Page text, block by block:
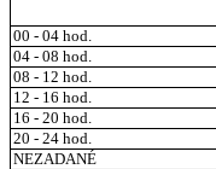
00 - 04 hod.
04 - 08 hod.
08 - 12 hod.
12 - 16 hod.
16 - 20 hod.
20 - 24 hod.
NEZADANÉ